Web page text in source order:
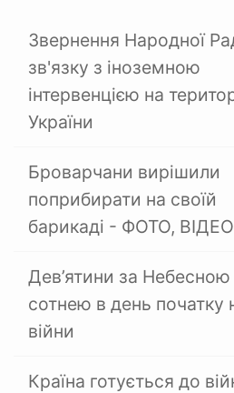
Звернення Народної
зв'язку з іноземною
інтервенцією на
України
Броварчани вирішили
поприбирати на своїй
барикаді - ФОТО, ВІДЕО
Дев’ятини за Небесною
сотнею в день початку
війни
Країна готується до